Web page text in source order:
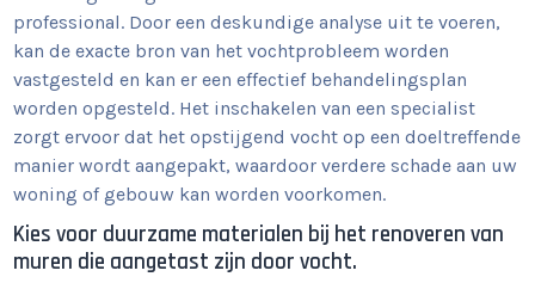
professional. Door een deskundige analyse uit te voeren,
kan de exacte bron van het vochtprobleem worden
vastgesteld en kan er een effectief behandelingsplan
worden opgesteld. Het inschakelen van een specialist
zorgt ervoor dat het opstijgend vocht op een doeltreffende
manier wordt aangepakt, waardoor verdere schade aan uw
woning of gebouw kan worden voorkomen.
Kies voor duurzame materialen bij het renoveren van
muren die aangetast zijn door vocht.